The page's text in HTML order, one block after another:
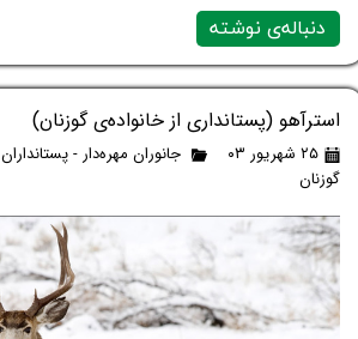
دنباله‌ی نوشته
استرآهو (پستانداری از خانواده‌ی گوزنان)
۲۵ شهریور ۰۳ جانوران مهره‌دار - پستانداران
گوزنان